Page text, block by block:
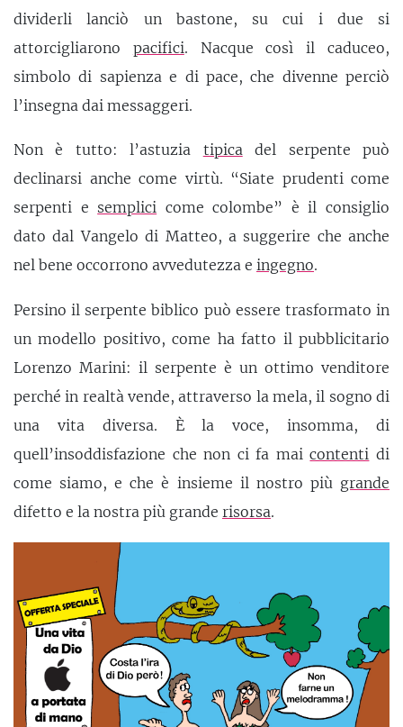
dividerli lanciò un bastone, su cui i due si
attorcigliarono pacifici. Nacque così il caduceo,
simbolo di sapienza e di pace, che divenne perciò
l’insegna dai messaggeri.
Non è tutto: l’astuzia tipicadel serpente può
declinarsi anche come virtù. “Siate prudenti come
serpenti e semplici come colombe” è il consiglio
dato dal Vangelo di Matteo, a suggerire che anche
nel bene occorrono avvedutezza e ingegno.
Persino il serpente biblico può essere trasformato in
un modello positivo, come ha fatto il pubblicitario
Lorenzo Marini: il serpente è un ottimo venditore
perché in realtà vende, attraverso la mela, il sogno di
una vita diversa. È la voce, insomma, di
quell’insoddisfazione che non ci fa maicontenti di
come siamo, e che è insieme il nostro più grande
difetto e la nostra più grande risorsa.